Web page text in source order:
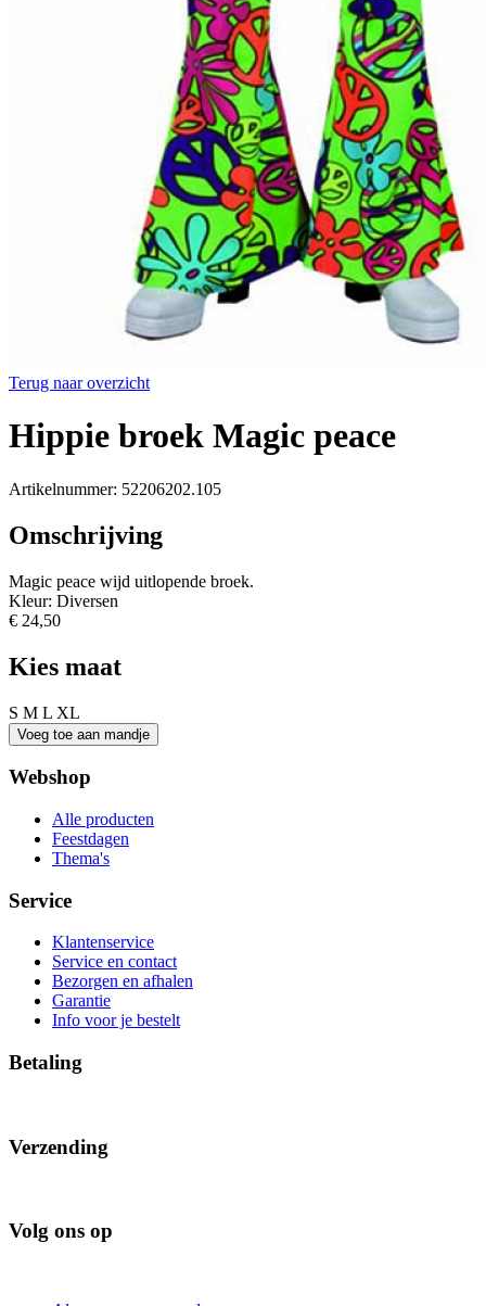
Terug naar overzicht
Hippie broek Magic peace
Artikelnummer: 52206202.105
Omschrijving
Magic peace wijd uitlopende broek.
Kleur: Diversen
€ 24,50
Kies maat
S M L XL
Webshop
Alle producten
Feestdagen
Thema's
Service
Klantenservice
Service en contact
Bezorgen en afhalen
Garantie
Info voor je bestelt
Betaling
Verzending
Volg ons op